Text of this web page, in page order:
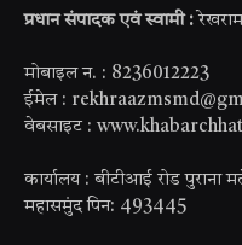
प्रधान संपादक एवं स्वामी :
मोबाइल न. : 8236012223
ईमेल :
वेबसाइट :
कार्यालय : बीटीआई रोड पुराना
महासमुंद पिन: 493445